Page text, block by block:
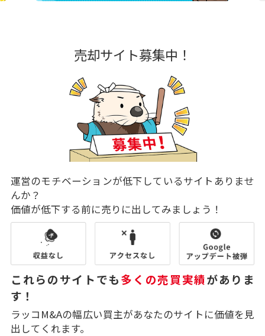
売却サイト募集中！
運営のモチベーションが低下しているサイトありませ
んか？
価値が低下する前に売りに出してみましょう！
これらのサイトでも多くの売買実績がありま
す！
ラッコM&Aの幅広い買主があなたのサイトに価値を見
出してくれます。